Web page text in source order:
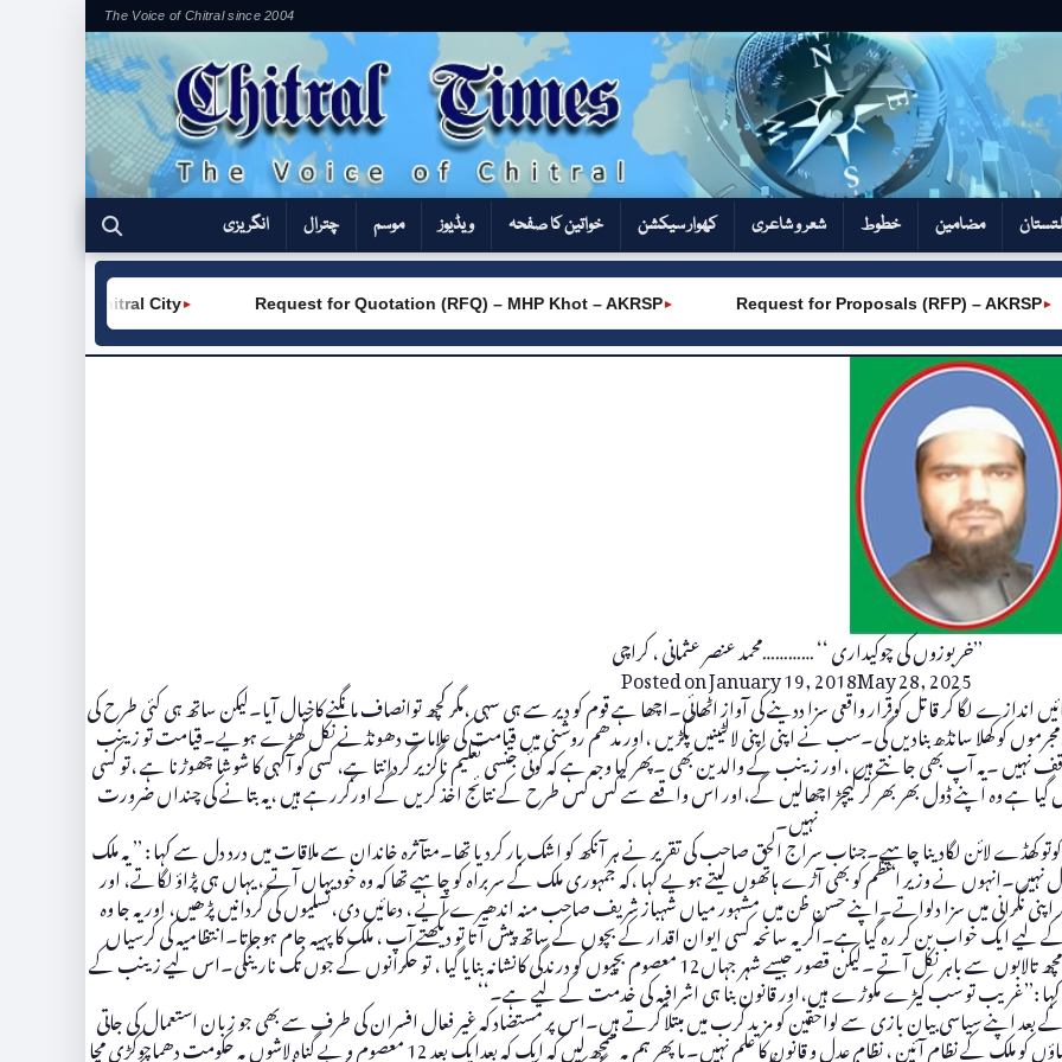
The Voice of Chitral since 2004
مضامین خطوط شعر و شاعری کھوار سیکشن‎ خواتین کا صفحہ ویڈیوز موسم چترال انگریزی
►
Request for Quotation (RFQ) – MHP Khot – AKRSP
►
(W) Chitral City ►
Request for Proposals (RFP) – AKRSP
’’خربوزوں کی چوکیداری ‘‘ …………محمد عنصر عثمانی ، کراچی
Posted onJanuary 19, 2018May 28, 2025
لگا کر قاتل کوقرار واقعی سزا ددینے کی آواز اٹھائی۔اچھا ہے قوم کو دیر سے ہی سہی ،مگر کچھ توانصاف مانگنے کاخیال آیا۔لیکن ساتھ ہی کئی طرح کی
کو کھلا سانڈھ بنادیں گی۔سب نے اپنی اپنی لالٹینیں پکڑیں ،اور مدھم روشنی میں قیامت کی علامات دھونڈنے نکل کھڑے ہویے۔قیامت تو زینب
۔یہ آپ بھی جانتے ہیں ،اور زینب کے والدین بھی ۔پھر کیا وجہ ہے کہ کوئی جنسی تعلیم ناگزیر گردانتا ہے، کسی کو آگہی کا شوشا چھوڑنا ہے ،تو کسی
مل گیا ہے وہ اپنے ڈول بھر بھر کر کیچڑ اچھالیں گے،اور اس واقعے سے کس کس طرح کے نتائج اخذ کریں گے اورکررہے ہیں ،یہ بتانے کی چنداں ضرورت
نہیں۔
کھڈے لائن لگادینا چاہیے۔جناب سراج الحق صاحب کی تقریر نے ہر آنکھ کو اشک بار کردیا تھا۔متآثرہ خاندان سے ملاقات میں درد دل سے کہا : ’’ یہ ملک
نے وزیر اعظم کو بھی آڑے ہاتھوں لیتے ہویے کہا ،کہ جمہوری ملک کے سربراہ کو چاہیے تھا کہ وہ خود یہاں آتے ، یہاں ہی پڑاؤ لگاتے، اور
نگرانی میں سزا دلواتے۔اپنے حسن ظن میں مشہور میاں شہباز شریف صاحب منہ اندھیرے آیے ، دعائیں دی،تسلیوں کی گردانیں پڑھیں، اور یہ جا وہ
لیے ایک خواب بن کر رہ گیا ہے۔اگر یہ سانحہ کسی ایوان اقدار کے بچوں کے ساتھ پیش آتا تو دیکھتے آپ ، ملک کا پہیہ جام ہوجاتا۔انتظامیہ کی کرسیاں
کھسکتی محسوس ہو تی، ادارے ہائی الرٹ ہوجاتے ،اور بڑے بڑے مگر مچھ تالابوں سے باہر نکل آتے ۔لیکن قصور جیسے شہر جہاں12 معصوم بچیوں کو درندگی کانشانہ بنایا گیا ، تو حکرانوں کے جوں تک نارینگی۔اس لیے زینب کے
:’’غریب تو سب کیڑے مکوڑے ہیں،اور قانون بنا ہی اشرافیہ کی خدمت کے لیے ہے۔‘‘
اپنے سیاسی بیان بازی سے لواحقین کو مزید کرب میں مبتلا کرتے ہیں۔اس پر مستضاد کہ غیر فعال افسران کی طرف سے بھی جو زبان استعمال کی جاتی
ہے ، وہ زخموں پہ نمک چھڑکنے کے مترادف ہوتی ہے۔کیا سیاسی رہنماؤں کو ملک کے نظام آئین ، نظام عدل و قانون کا علم نہیں۔یا پھر ہم یہ سمجھ لیں کہ ایک کہ بعدایک بعد 12 معصوم و بے گناہ لاشوں پہ حکومت دھماچوکڑی مچا